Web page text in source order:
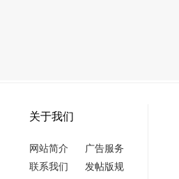
关于我们
网站简介
广告服务
联系我们
发帖版规